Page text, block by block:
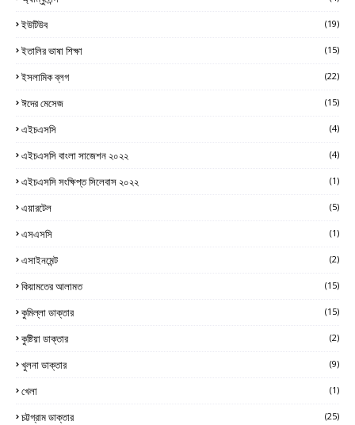
ইউটিউব (19)
ইতালির ভাষা শিক্ষা (15)
ইসলামিক ব্লগ (22)
ঈদের মেসেজ (15)
এইচএসসি (4)
এইচএসসি বাংলা সাজেশন ২০২২ (4)
এইচএসসি সংক্ষিপ্ত সিলেবাস ২০২২ (1)
এয়ারটেল (5)
এসএসসি (1)
এসাইনমেন্ট (2)
কিয়ামতের আলামত (15)
কুমিল্লা ডাক্তার (15)
কুষ্টিয়া ডাক্তার (2)
খুলনা ডাক্তার (9)
খেলা (1)
চট্টগ্রাম ডাক্তার (25)